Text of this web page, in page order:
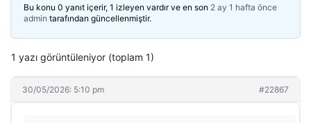
Bu konu 0 yanıt içerir, 1 izleyen vardır ve en son 2 ay 1 hafta önce
admin tarafından güncellenmiştir.
1 yazı görüntüleniyor (toplam 1)
30/05/2026: 5:10 pm #22867